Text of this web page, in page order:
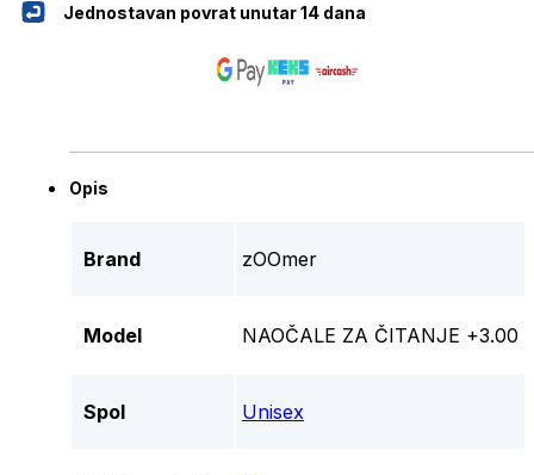
Jednostavan povrat unutar 14 dana
Opis
Brand zOOmer
Model NAOČALE ZA ČITANJE +3.00
Spol Unisex